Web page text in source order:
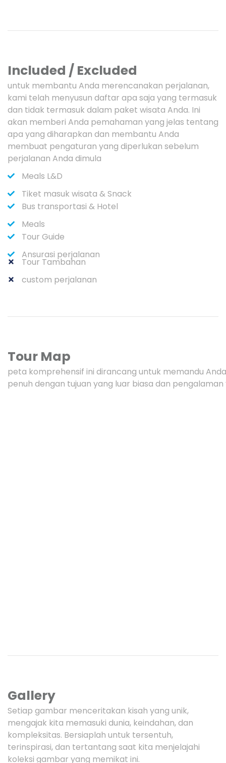
Included / Excluded
untuk membantu Anda merencanakan perjalanan,
kami telah menyusun daftar apa saja yang termasuk
dan tidak termasuk dalam paket wisata Anda. Ini
akan memberi Anda pemahaman yang jelas tentang
apa yang diharapkan dan membantu Anda
membuat pengaturan yang diperlukan sebelum
perjalanan Anda dimula
Meals L&D
Tiket masuk wisata & Snack
Bus transportasi & Hotel
Meals
Tour Guide
Ansurasi perjalanan
Tour Tambahan
custom perjalanan
Tour Map
peta komprehensif ini dirancang untuk memandu
penuh dengan tujuan yang luar biasa dan
Gallery
Setiap gambar menceritakan kisah yang unik,
mengajak kita memasuki dunia, keindahan, dan
kompleksitas. Bersiaplah untuk tersentuh,
terinspirasi, dan tertantang saat kita menjelajahi
koleksi gambar yang memikat ini.